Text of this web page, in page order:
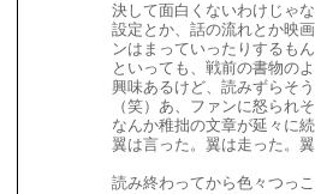
決して面白くないわけじゃ
設定とか、話の流れとか映
ンはまっていったりするも
といっても、戦前の書物の
興味あるけど、読みずらそ
（笑）あ、ファンに怒られ
なんか稚拙の文章が延々に
翼は言った。翼は走った。
読み終わってから色々つっ